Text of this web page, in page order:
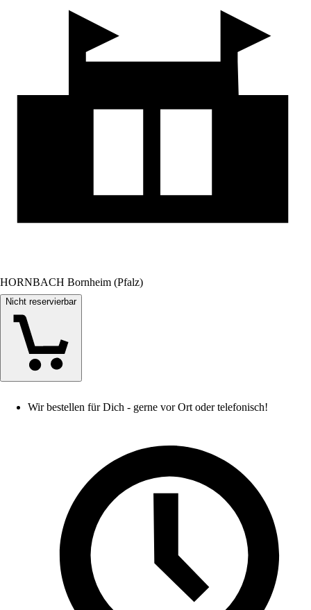
HORNBACH Bornheim (Pfalz)
Nicht reservierbar
Wir bestellen für Dich - gerne vor Ort oder telefonisch!